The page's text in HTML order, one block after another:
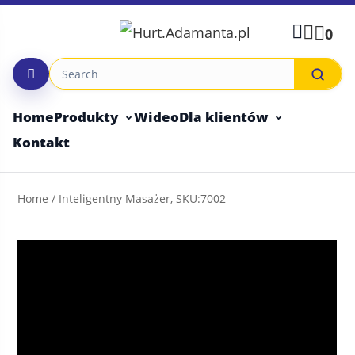
Skip
0
HomeProdukty WideoDla klientów
Kontakt
Home / Inteligentny Masażer, SKU:7002